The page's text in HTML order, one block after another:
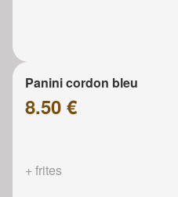
Panini cordon bleu
8.50 €
+ frites